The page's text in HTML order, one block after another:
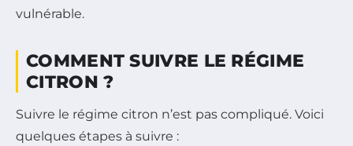
vulnérable.
COMMENT SUIVRE LE RÉGIME
CITRON ?
Suivre le régime citron n’est pas compliqué. Voici
quelques étapes à suivre :